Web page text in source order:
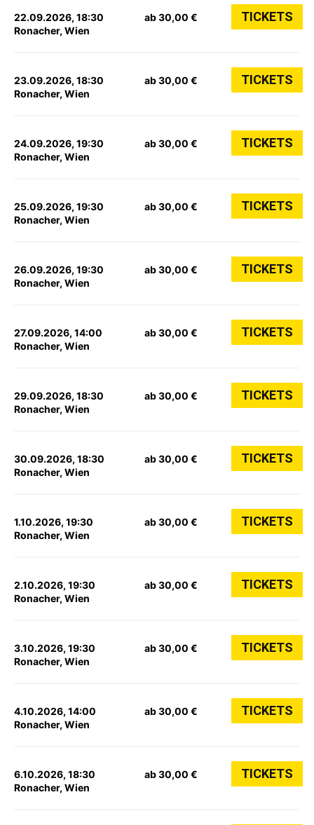
22.09.2026, 18:30
Ronacher, Wien
ab 30,00 € TICKETS
23.09.2026, 18:30
Ronacher, Wien
ab 30,00 € TICKETS
24.09.2026, 19:30
Ronacher, Wien
ab 30,00 € TICKETS
25.09.2026, 19:30
Ronacher, Wien
ab 30,00 € TICKETS
26.09.2026, 19:30
Ronacher, Wien
ab 30,00 € TICKETS
27.09.2026, 14:00
Ronacher, Wien
ab 30,00 € TICKETS
29.09.2026, 18:30
Ronacher, Wien
ab 30,00 € TICKETS
30.09.2026, 18:30
Ronacher, Wien
ab 30,00 € TICKETS
1.10.2026, 19:30
Ronacher, Wien
ab 30,00 € TICKETS
2.10.2026, 19:30
Ronacher, Wien
ab 30,00 € TICKETS
3.10.2026, 19:30
Ronacher, Wien
ab 30,00 € TICKETS
4.10.2026, 14:00
Ronacher, Wien
ab 30,00 € TICKETS
6.10.2026, 18:30
Ronacher, Wien
ab 30,00 € TICKETS